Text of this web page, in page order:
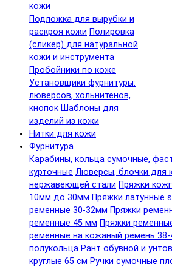
кожи
Подложка для вырубки и
раскроя кожи Полировка
(сликер) для натуральной
кожи и инструмента
Пробойники по коже
Установщики фурнитуры:
люверсов, хольнитенов,
кнопок Шаблоны для
изделий из кожи
Нитки для кожи
Фурнитура
Карабины, кольца сумочные,
курточные Люверсы, блочки для
нержавеющей стали Пряжки
10мм до 30мм Пряжки латунные
ременные 30-32мм Пряжки
ременные 45 мм Пряжки
ременные на кожаный ремень
полукольца Рант обувной и
круглые 65 см Ручки сумочные